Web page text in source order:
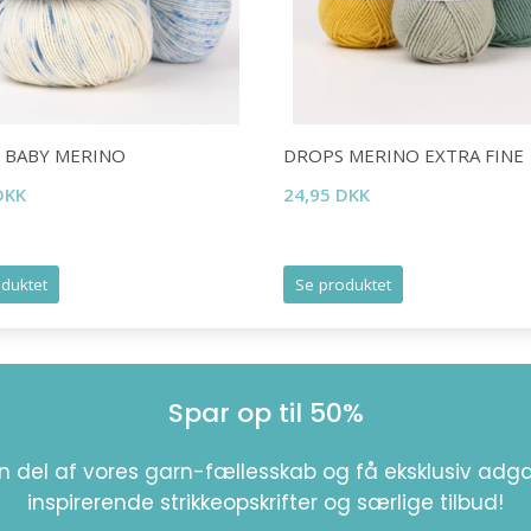
BABY MERINO
DROPS MERINO EXTRA FINE
24,95 DKK
Se produktet
Spar op til 50%
del af vores garn-fællesskab og få eksklusiv
inspirerende strikkeopskrifter og særlige tilbud!
Spar op til 50%
Bliv en del af vores garn-fællesskab
og få eksklusiv adgang til inspirerende